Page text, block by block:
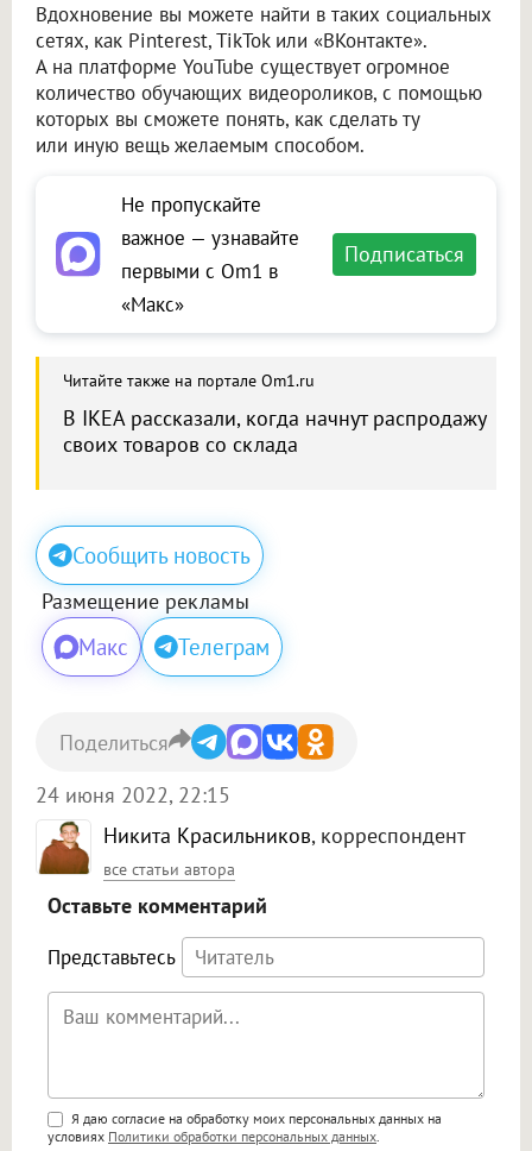
Вдохновение вы можете найти в таких социальных
сетях, как Pinterest, TikTok или «ВКонтакте».
А на платформе YouTube существует огромное
количество обучающих видеороликов, с помощью
которых вы сможете понять, как сделать ту
или иную вещь желаемым способом.
Не пропускайте
важное — узнавайте
первыми с Om1 в
«Макс»
Подписаться
Читайте также на портале Om1.ru
В IKEA рассказали, когда начнут распродажу
своих товаров со склада
Сообщить новость
Размещение рекламы
Макс Телеграм
Никита Красильников, корреспондент
все статьи автора
24 июня 2022, 22:15
Поделиться
Оставьте комментарий
Представьтесь
Поддержка HTML
Я даю согласие на обработку моих персональных данных на
условиях Политики обработки персональных данных